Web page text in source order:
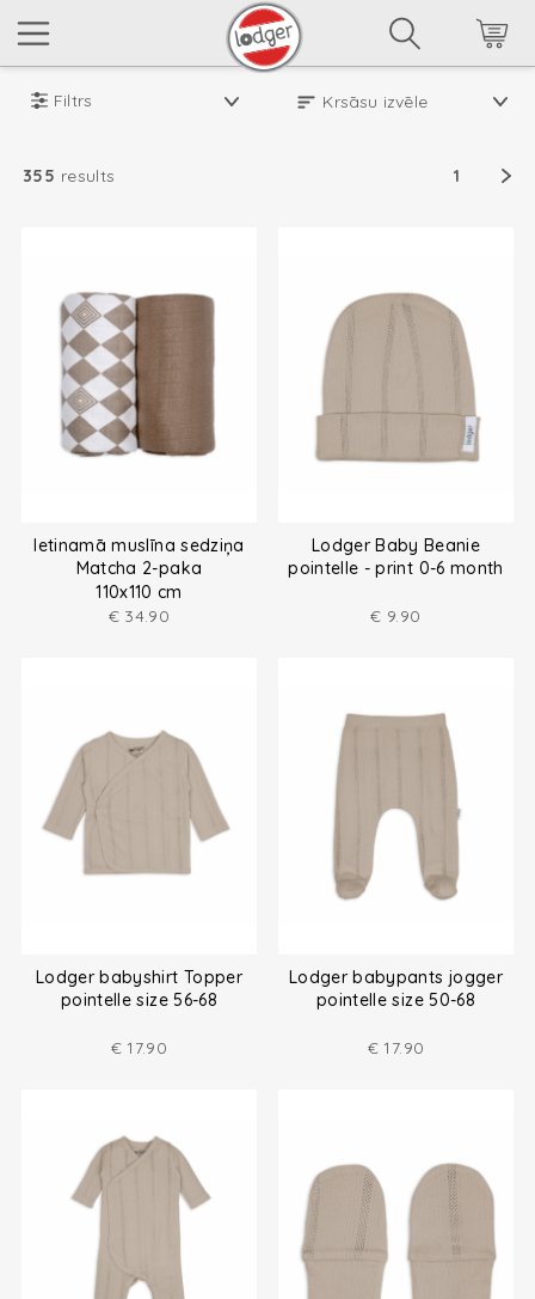
Filtrs
355 results 1
Ietinamā muslīna sedziņa
Matcha 2-paka
110x110 cm
€ 34.90
Lodger Baby Beanie
pointelle - print 0-6 month
€ 9.90
Lodger babyshirt Topper
pointelle size 56-68
€ 17.90
Lodger babypants jogger
pointelle size 50-68
€ 17.90